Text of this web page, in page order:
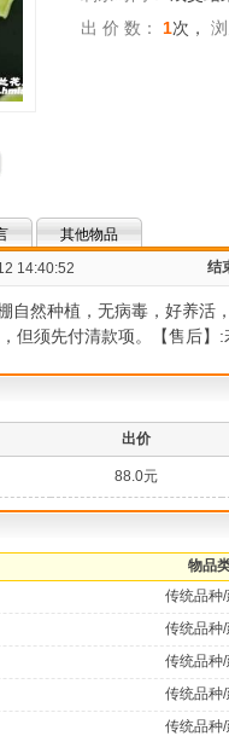
出 价 数：
1次，
其他物品
14:40:52 结
自然种植，无病毒，好养
但须先付清款项。【售后
出价
88.0元
物品
传统品种
传统品种
传统品种
传统品种
传统品种